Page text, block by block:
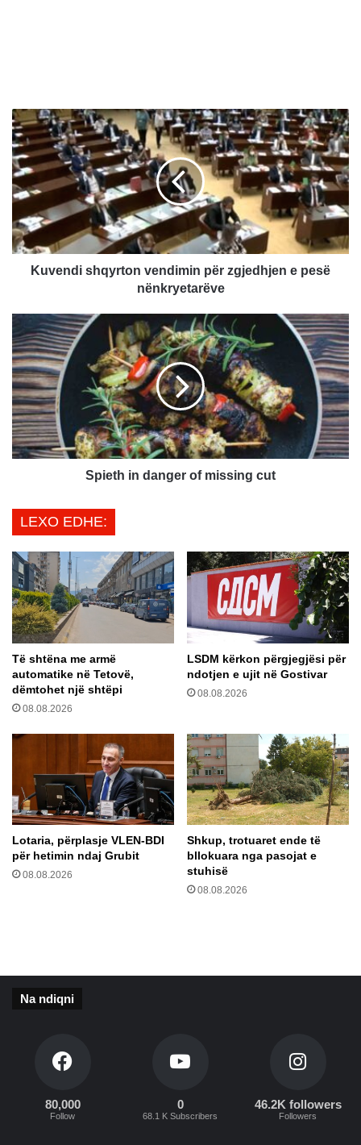
K
u
v
e
n
d
i
s
h
o
n
v
e
n
d
i
m
p
z
g
j
e
d
h
j
e
n
e
n
ë
n
k
r
y
Kuvendi shqyrton vendimin për zgjedhjen e pesë
nënkryetarëve
p
i
e
t
h
i
n
d
g
o
m
i
s
s
n
g
c
Spieth in danger of missing cut
LEXO EDHE:
Të shtëna me armë
automatike në Tetovë,
dëmtohet një shtëpi
08.08.2026
LSDM kërkon përgjegjësi për
ndotjen e ujit në Gostivar
08.08.2026
Lotaria, përplasje VLEN-BDI
për hetimin ndaj Grubit
08.08.2026
Shkup, trotuaret ende të
bllokuara nga pasojat e
stuhisë
08.08.2026
Na ndiqni
80,000
Follow
0
68.1 K Subscribers
46.2K followers
Followers